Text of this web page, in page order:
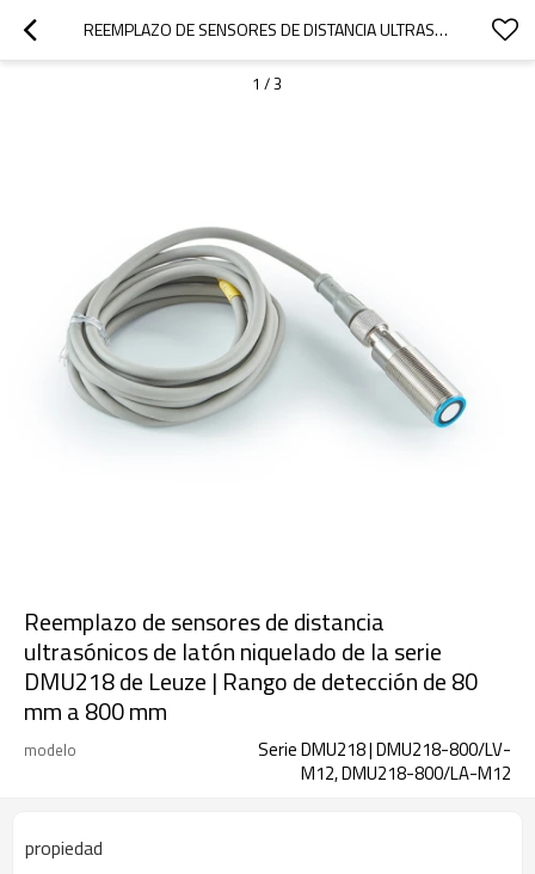
REEMPLAZO DE SENSORES DE DISTANCIA ULTRASÓNICOS DE LATÓN NIQUELADO DE LA SERIE DMU218 DE LEUZE | RANGO DE DETECCIÓN DE 80 MM A 800 MM
1 /3
Reemplazo de sensores de distancia
ultrasónicos de latón niquelado de la serie
DMU218 de Leuze | Rango de detección de 80
mm a 800 mm
modelo
Serie DMU218 | DMU218-800/LV-
M12, DMU218-800/LA-M12
propiedad